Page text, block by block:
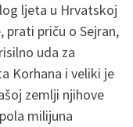
ljeta u Hrvatskoj
prati priču o Sejran,
uda za
Korhana i veliki je
zemlji njihove
milijuna